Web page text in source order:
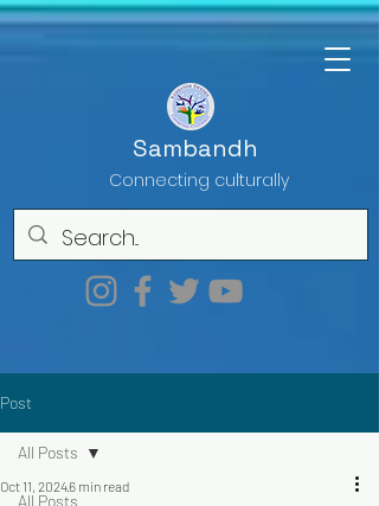
Sambandh
Connecting culturally
Post
All Posts
All Posts
Oct 11, 20246 min read